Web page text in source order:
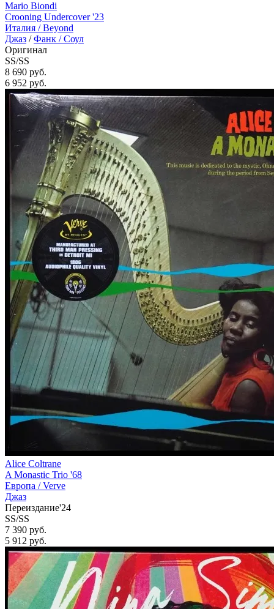
Mario Biondi
Crooning Undercover '23
Италия /Beyond
Джаз /Фанк / Соул
Оригинал
SS/SS
8 690 руб.
6 952 руб.
Alice Coltrane
A Monastic Trio '68
Европа /Verve
Джаз
Переиздание'24
SS/SS
7 390 руб.
5 912 руб.